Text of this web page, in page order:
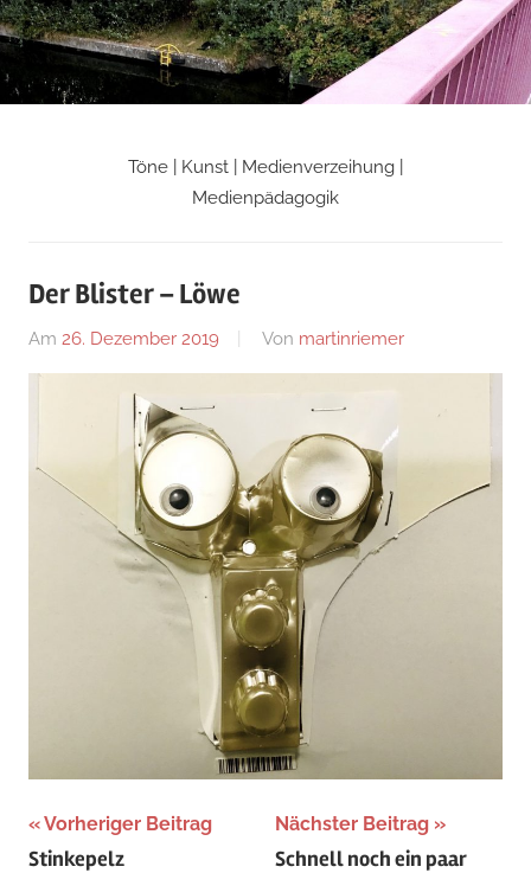
Zum
Inhalt
springen
Martin
Blog
Töne | Kunst | Medienverzeihung |
Medienpädagogik
Der Blister – Löwe
Am 26. Dezember 2019 Von martinriemer
Uncategorized
Beitragsnavigation
Vorheriger Beitrag
Stinkepelz
Nächster Beitrag
Schnell noch ein paar